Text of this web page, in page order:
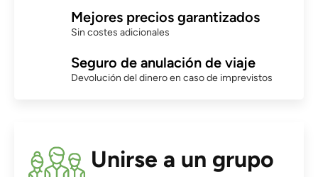
Mejores precios garantizados
Sin costes adicionales
Seguro de anulación de viaje
Devolución del dinero en caso de imprevistos
Unirse a un grupo